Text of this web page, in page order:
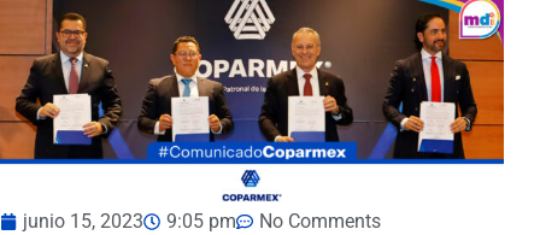
junio 15, 2023 9:05 pm
No Comments